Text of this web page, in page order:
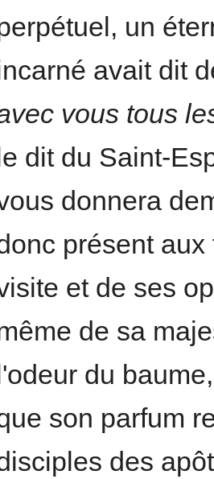
un
avait dit
vous tous
dit du Saint-
donnera
présent
et de ses
de sa
du
son parfum
des